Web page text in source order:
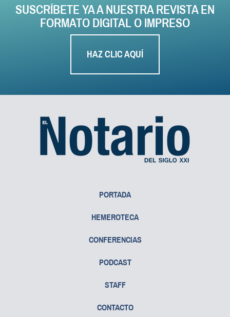
SUSCRÍBETE YA A NUESTRA REVISTA EN
FORMATO DIGITAL O IMPRESO
HAZ CLIC AQUÍ
PORTADA
HEMEROTECA
CONFERENCIAS
PODCAST
STAFF
CONTACTO